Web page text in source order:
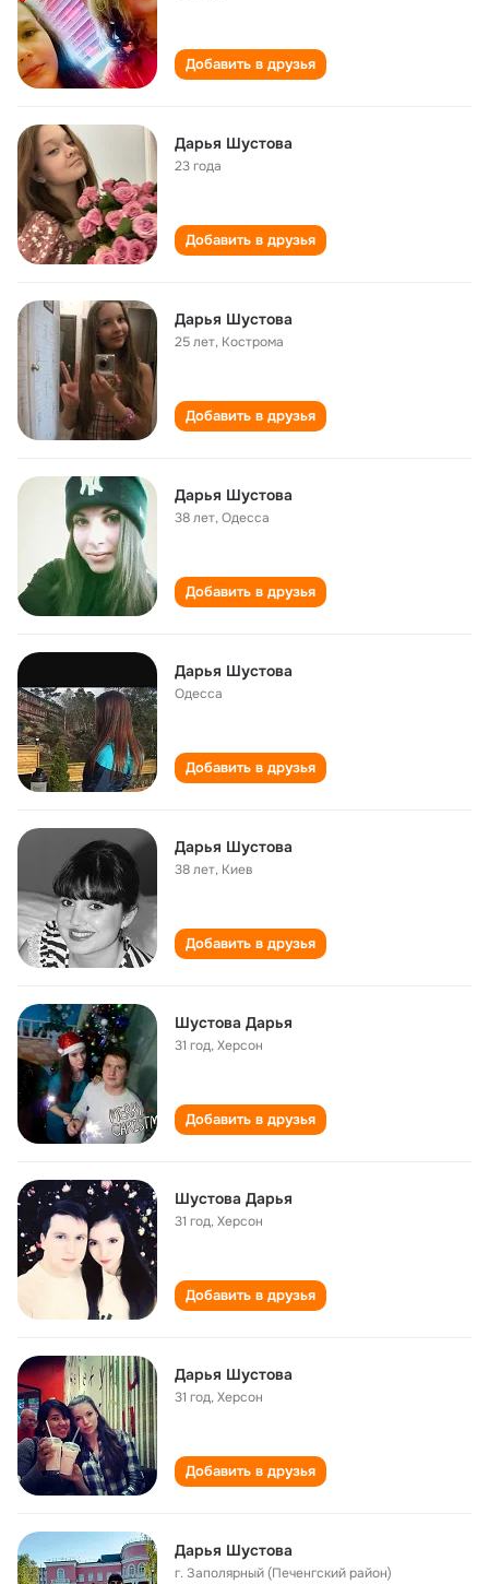
Добавить в друзья
Дарья Шустова
23 года
Добавить в друзья
Дарья Шустова
25 лет, Кострома
Добавить в друзья
Дарья Шустова
38 лет,Одесса
Добавить в друзья
Дарья Шустова
Одесса
Добавить в друзья
Дарья Шустова
38 лет, Киев
Добавить в друзья
Шустова Дарья
31 год,Херсон
Добавить в друзья
Шустова Дарья
31 год,Херсон
Добавить в друзья
Дарья Шустова
31 год,Херсон
Добавить в друзья
Дарья Шустова
г. Заполярный (Печенгский район)